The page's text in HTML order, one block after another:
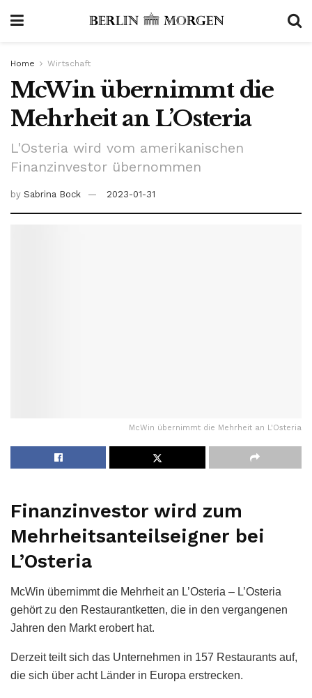
Home Wirtschaft
McWin übernimmt die
Mehrheit an L’Osteria
L'Osteria wird vom amerikanischen
Finanzinvestor übernommen
by Sabrina Bock 2023-01-31
McWin übernimmt die Mehrheit an L'Osteria
Finanzinvestor wird zum
Mehrheitsanteilseigner bei
L’Osteria
McWin übernimmt die Mehrheit an L’Osteria – L’Osteria
gehört zu den Restaurantketten, die in den vergangenen
Jahren den Markt erobert hat.
Derzeit teilt sich das Unternehmen in 157 Restaurants auf,
die sich über acht Länder in Europa erstrecken.